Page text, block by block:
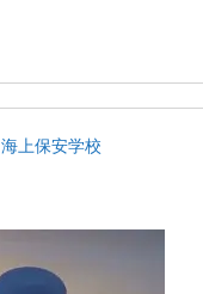
海上保安学校